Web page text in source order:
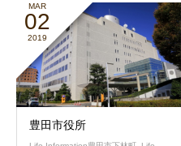
MAR
02
2019
豊田市役所